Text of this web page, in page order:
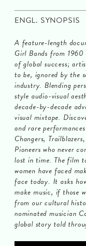
ENGL. SYNOPSIS
A feature-length
Girl Bands from 1960
of global success;
to be, ignored by the
industry. Blending
style audio-visual
decade-by-decade
visual mixtape.
and rare
Changers,
Pioneers who never
lost in time. The film
women have faced
face today. It asks
make music, if those
from our cultural
nominated musician
global story told